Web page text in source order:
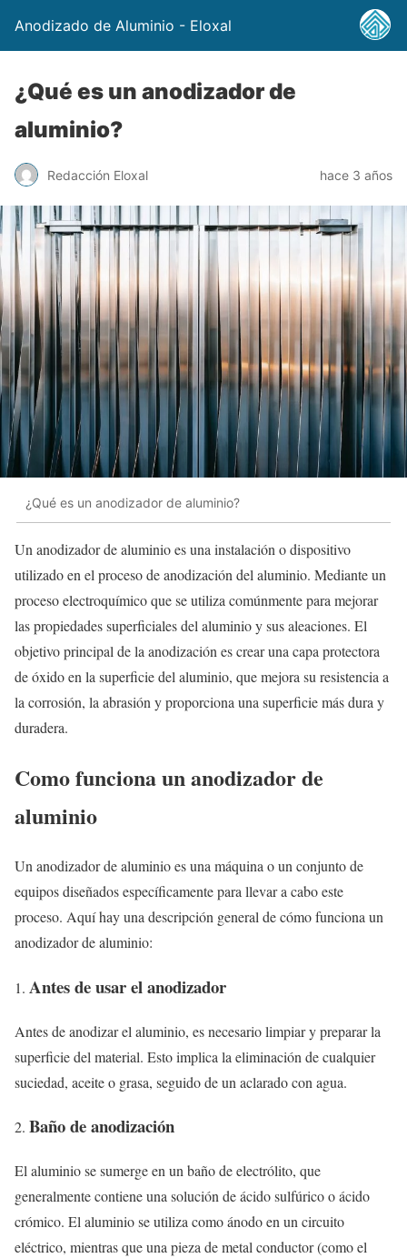
Anodizado de Aluminio - Eloxal
¿Qué es un anodizador de
aluminio?
Redacción Eloxal hace 3 años
¿Qué es un anodizador de aluminio?
Un anodizador de aluminio es una instalación o dispositivo
utilizado en el proceso de anodización del aluminio. Mediante un
proceso electroquímico que se utiliza comúnmente para mejorar
las propiedades superficiales del aluminio y sus aleaciones. El
objetivo principal de la anodización es crear una capa protectora
de óxido en la superficie del aluminio, que mejora su resistencia a
la corrosión, la abrasión y proporciona una superficie más dura y
duradera.
Como funciona un anodizador de
aluminio
Un anodizador de aluminio es una máquina o un conjunto de
equipos diseñados específicamente para llevar a cabo este
proceso. Aquí hay una descripción general de cómo funciona un
anodizador de aluminio:
Antes de usar el anodizador
Antes de anodizar el aluminio, es necesario limpiar y preparar la
superficie del material. Esto implica la eliminación de cualquier
suciedad, aceite o grasa, seguido de un aclarado con agua.
Baño de anodización
El aluminio se sumerge en un baño de electrólito, que
generalmente contiene una solución de ácido sulfúrico o ácido
crómico. El aluminio se utiliza como ánodo en un circuito
eléctrico, mientras que una pieza de metal conductor (como el